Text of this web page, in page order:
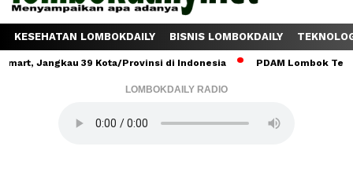
KESEHATAN LOMBOKDAILY BISNIS LOMBOKDAILY
39 Kota/Provinsi di Indonesia PDAM Lombok Tengah
LOMBOKDAILY RADIO